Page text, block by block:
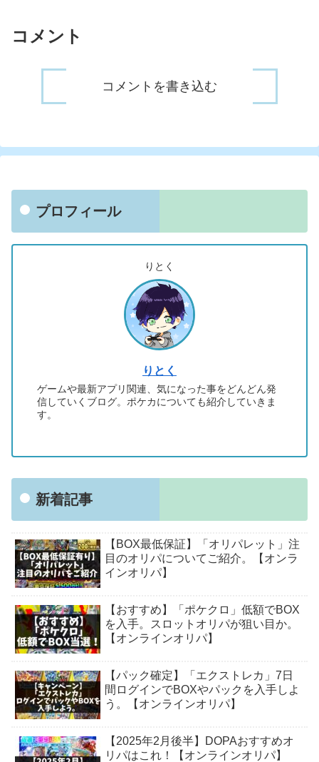
コメント
コメントを書き込む
プロフィール
りとく
りとく
ゲームや最新アプリ関連、気になった事をどんどん発
信していくブログ。ポケカについても紹介していきま
す。
新着記事
【BOX最低保証】「オリパレット」注
目のオリパについてご紹介。【オンラ
インオリパ】
【おすすめ】「ポケクロ」低額でBOX
を入手。スロットオリパが狙い目か。
【オンラインオリパ】
【パック確定】「エクストレカ」7日
間ログインでBOXやパックを入手しよ
う。【オンラインオリパ】
【2025年2月後半】DOPAおすすめオ
リパはこれ！【オンラインオリパ】